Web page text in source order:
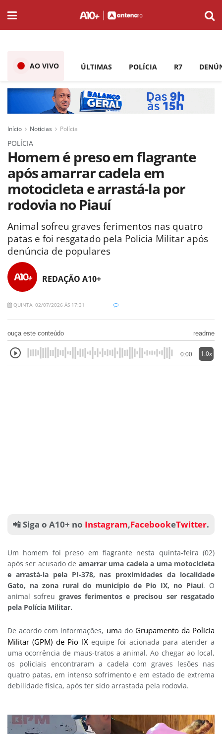
AO VIVO ÚLTIMAS POLÍCIA R7
Início Notícias Polícia
POLÍCIA
Homem é preso em flagrante
após amarrar cadela em
motocicleta e arrastá-la por
rodovia no Piauí
Animal sofreu graves ferimentos nas quatro
patas e foi resgatado pela Polícia Militar após
denúncia de populares
REDAÇÃO A10+
QUINTA, 02/07/2026 ÀS 17:31
ouça este conteúdo readme
0:00 1.0x
📲 Siga o A10+ no Instagram,FacebookeTwitter.
Um homem foi preso em flagrante nesta quinta-feira (02)
após ser acusado de amarrar uma cadela a uma motocicleta
e arrastá-la pela PI-378, nas proximidades da localidade
Gato, na zona rural do município de Pio IX, no Piauí. O
animal sofreu graves ferimentos e precisou ser resgatado
pela Polícia Militar.
De acordo com informações, uma do Grupamento da Polícia
Militar (GPM) de Pio IX equipe foi acionada para atender a
uma ocorrência de maus-tratos a animal. Ao chegar ao local,
os policiais encontraram a cadela com graves lesões nas
quatro patas, em intenso sofrimento e em estado de extrema
debilidade física, após ter sido arrastada pela rodovia.